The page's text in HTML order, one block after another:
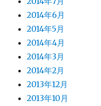
2014年6月
2014年5月
2014年4月
2014年3月
2014年2月
2013年12月
2013年10月